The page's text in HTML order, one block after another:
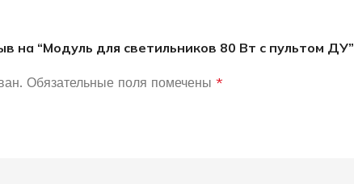
на “Модуль для светильников 80 Вт с пультом ДУ”
Обязательные поля помечены *